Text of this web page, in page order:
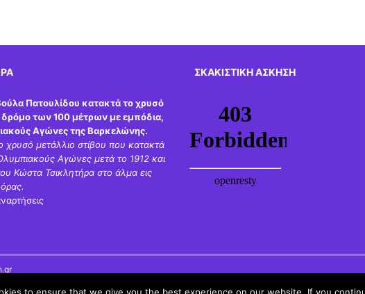
Πατουλίδου κατακτά το χρυσό
δρόμο των 100 μέτρων με εμπόδια,
Αγώνες της Βαρκελώνης.
χρυσό μετάλλιο στίβου που κατακτά
Αγώνες μετά το 1912 και
Κώστα Τσικλητήρα στο άλμα εις
ΣΚΑΚΙΣΤΙΚΉ ΆΣΚΗΣΗ
to ensure that we give you the best experience on our website. If you